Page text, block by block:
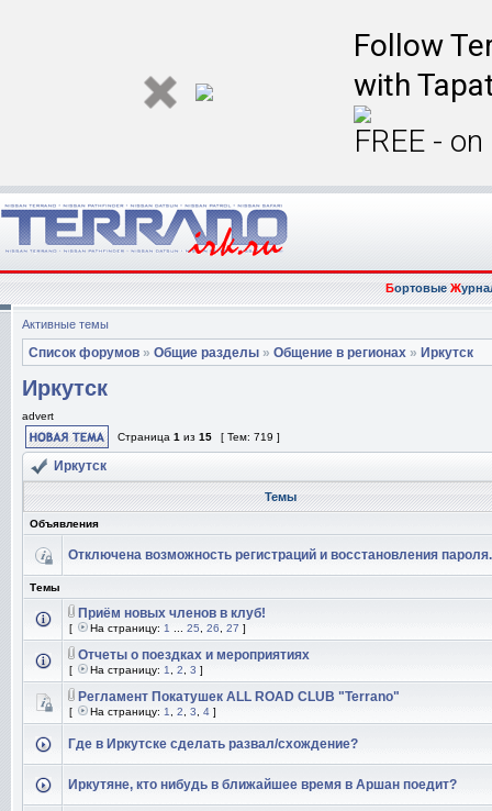
Follow
with
FREE -
БортовыеЖ
Активные темы
Список форумов » Общие разделы » Общение в регионах » Иркутск
Иркутск
advert
Страница 1 из 15 [ Тем: 719 ]
Иркутск
Темы
Объявления
Отключена возможность регистраций и восстановления пароля.
Темы
Приём новых членов в клуб!
[ На страницу: 1 25 26 27 ]
Отчеты о поездках и мероприятиях
[ На страницу: 1 2 3 ]
Регламент Покатушек ALL ROAD CLUB "Terrano"
[ На страницу: 1 2 3 4 ]
Где в Иркутске сделать развал/схождение?
Иркутяне, кто нибудь в ближайшее время в Аршан поедит?